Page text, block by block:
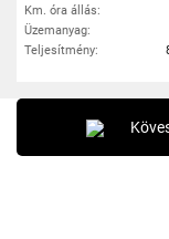
Km. óra állás:
Üzemanyag:
Teljesítmény: